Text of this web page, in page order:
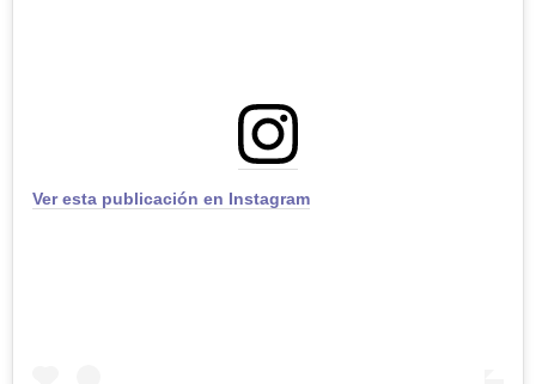
Ver esta publicación en Instagram